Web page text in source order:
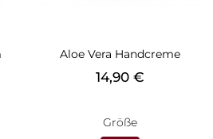
Aloe Vera Handcreme
Preis
14,90 €
Größe